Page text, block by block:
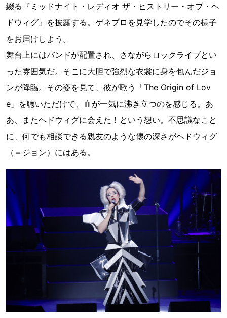
綴る『ミッドナイト・レディオ ザ・ヒストリー・オブ・ヘ
ドウィグ』を披露する。ゲネプロを見学したのでその様子
をお届けしよう。
舞台上にはバンドが配置され、さながらロックライブとい
った雰囲気だ。そこに大胆で強烈な衣裳に身を包んだジョ
ンが降臨。その姿を見て、彼が歌う「The Origin of Lov
e」を聴いただけで、血が一気に沸き立つのを感じる。あ
あ、またヘドウィグに会えた！という想い。不思議なこと
に、何でも相談できる親友のような懐の深さがヘドウィグ
（＝ジョン）にはある。